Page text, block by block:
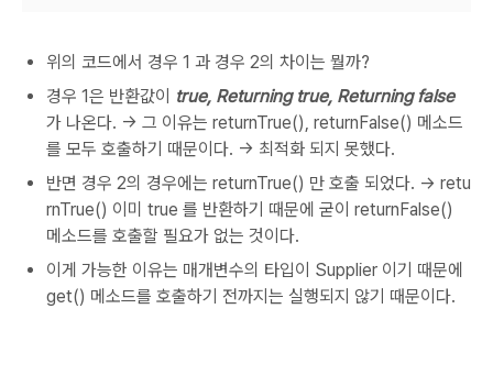
위의 코드에서 경우 1 과 경우 2의 차이는 뭘까?
경우 1은 반환값이
true, Returning true, Returning false
가 나온다. -> 그 이유는 returnTrue(), returnFalse() 메소드
를 모두 호출하기 때문이다. -> 최적화 되지 못했다.
반면 경우 2의 경우에는 returnTrue() 만 호출 되었다. -> retu
rnTrue() 이미 true 를 반환하기 때문에 굳이 returnFalse()
메소드를 호출할 필요가 없는 것이다.
이게 가능한 이유는 매개변수의 타입이 Supplier 이기 때문에
get() 메소드를 호출하기 전까지는 실행되지 않기 때문이다.